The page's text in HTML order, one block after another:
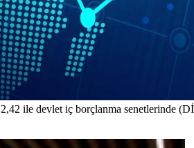
ile devlet iç borçlanma senetlerinde